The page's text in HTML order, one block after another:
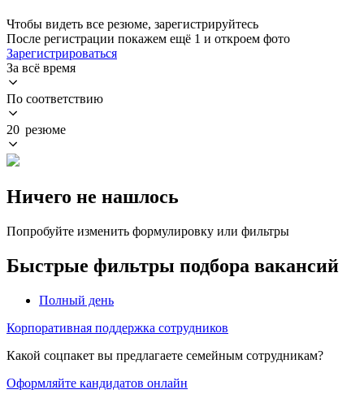
Чтобы видеть все резюме, зарегистрируйтесь
После регистрации покажем ещё 1 и откроем фото
Зарегистрироваться
За всё время
По соответствию
20 резюме
Ничего не нашлось
Попробуйте изменить формулировку или фильтры
Быстрые фильтры подбора вакансий
Полный день
Корпоративная поддержка сотрудников
Какой соцпакет вы предлагаете семейным сотрудникам?
Оформляйте кандидатов онлайн